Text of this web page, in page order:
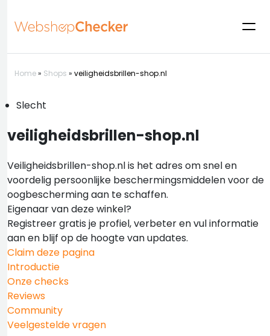
Home» Shops » veiligheidsbrillen-shop.nl
Slecht
veiligheidsbrillen-shop.nl
Veiligheidsbrillen-shop.nl is het adres om snel en
voordelig persoonlijke beschermingsmiddelen voor de
oogbescherming aan te schaffen.
Eigenaar van deze winkel?
Registreer gratis je profiel, verbeter en vul informatie
aan en blijf op de hoogte van updates.
Claim deze pagina
Introductie
Onze checks
Reviews
Community
Veelgestelde vragen